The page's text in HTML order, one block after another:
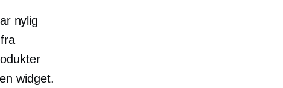
nylig
widget.